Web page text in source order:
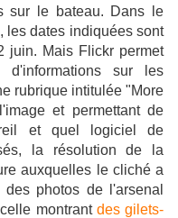
sur le bateau. Dans le
les dates indiquées sont
juin. Mais Flickr permet
d'informations sur les
rubrique intitulée "More
et permettant de
et quel logiciel de
la résolution de la
auxquelles le cliché a
photos de l'arsenal
montrant des gilets-